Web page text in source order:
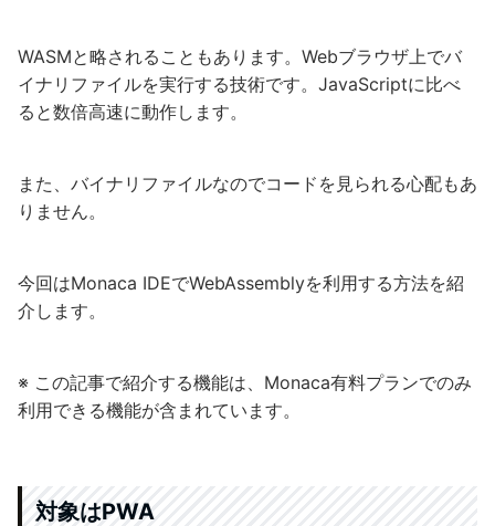
WASMと略されることもあります。Webブラウザ上でバ
イナリファイルを実行する技術です。JavaScriptに比べ
ると数倍高速に動作します。
また、バイナリファイルなのでコードを見られる心配もあ
りません。
今回はMonaca IDEでWebAssemblyを利用する方法を紹
介します。
※ この記事で紹介する機能は、Monaca有料プランでのみ
利用できる機能が含まれています。
対象はPWA